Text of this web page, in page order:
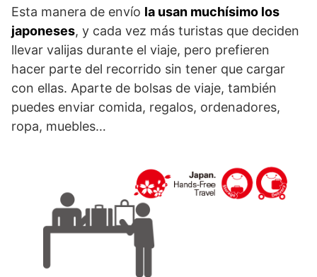
Esta manera de envío la usan muchísimo los
japoneses, y cada vez más turistas que deciden
llevar valijas durante el viaje, pero prefieren
hacer parte del recorrido sin tener que cargar
con ellas. Aparte de bolsas de viaje, también
puedes enviar comida, regalos, ordenadores,
ropa, muebles…